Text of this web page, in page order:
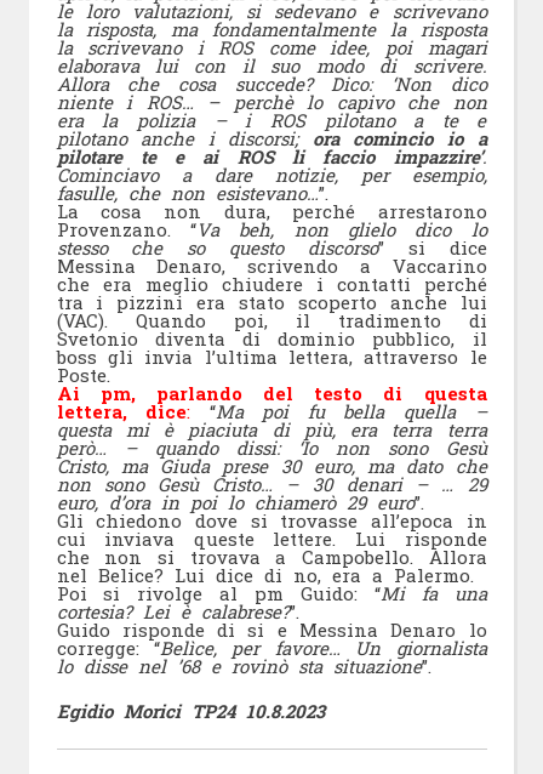
le loro valutazioni, si sedevano e scrivevano
la risposta, ma fondamentalmente la risposta
la scrivevano i ROS come idee, poi magari
elaborava lui con il suo modo di scrivere.
Allora che cosa succede? Dico: ‘Non dico
niente i ROS… – perchè lo capivo che non
era la polizia – i ROS pilotano a te e
pilotano anche i discorsi; ora comincio io a
pilotare te e ai ROS li faccio impazzire’.
Cominciavo a dare notizie, per esempio,
fasulle, che non esistevano…”.
La cosa non dura, perché arrestarono
Provenzano. “Va beh, non glielo dico lo
stesso che so questo discorso” si dice
Messina Denaro, scrivendo a Vaccarino
che era meglio chiudere i contatti perché
tra i pizzini era stato scoperto anche lui
(VAC). Quando poi, il tradimento di
Svetonio diventa di dominio pubblico, il
boss gli invia l’ultima lettera, attraverso le
Poste.
Ai pm, parlando del testo di questa
lettera, dice: “Ma poi fu bella quella –
questa mi è piaciuta di più, era terra terra
però… – quando dissi: ‘Io non sono Gesù
Cristo, ma Giuda prese 30 euro, ma dato che
non sono Gesù Cristo… – 30 denari – … 29
euro, d’ora in poi lo chiamerò 29 euro”.
Gli chiedono dove si trovasse all’epoca in
cui inviava queste lettere. Lui risponde
che non si trovava a Campobello. Allora
nel Belice? Lui dice di no, era a Palermo.
Poi si rivolge al pm Guido: “Mi fa una
cortesia? Lei è calabrese?”.
Guido risponde di si e Messina Denaro lo
corregge: “Belìce, per favore… Un giornalista
lo disse nel ’68 e rovinò sta situazione”.
Egidio Morici TP24 10.8.2023